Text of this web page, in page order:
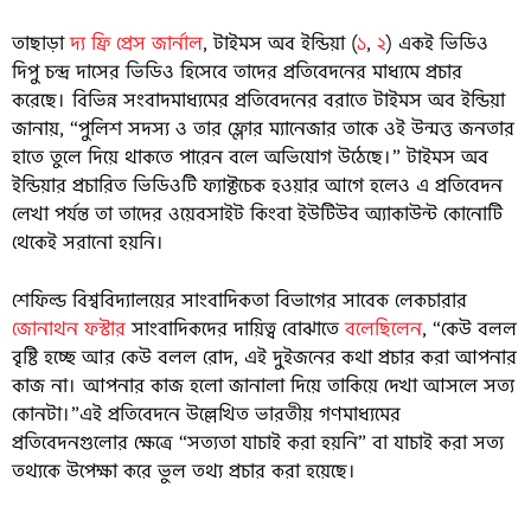
তাছাড়াদ্য ফ্রি প্রেস জার্নাল, টাইমস অব ইন্ডিয়া (১, ২) একই ভিডিও
দিপু চন্দ্র দাসের ভিডিও হিসেবে তাদের প্রতিবেদনের মাধ্যমে প্রচার
করেছে। বিভিন্ন সংবাদমাধ্যমের প্রতিবেদনের বরাতে টাইমস অব ইন্ডিয়া
জানায়, “পুলিশ সদস্য ও তার ফ্লোর ম্যানেজার তাকে ওই উন্মত্ত জনতার
হাতে তুলে দিয়ে থাকতে পারেন বলে অভিযোগ উঠেছে।” টাইমস অব
ইন্ডিয়ার প্রচারিত ভিডিওটি ফ্যাক্টচেক হওয়ার আগে হলেও এ প্রতিবেদন
লেখা পর্যন্ত তা তাদের ওয়েবসাইট কিংবা ইউটিউব অ্যাকাউন্ট কোনোটি
থেকেই সরানো হয়নি।
শেফিল্ড বিশ্ববিদ্যালয়ের সাংবাদিকতা বিভাগের সাবেক লেকচারার
জোনাথন ফস্টারসাংবাদিকদের দায়িত্ব বোঝাতেবলেছিলেন, “কেউ বলল
বৃষ্টি হচ্ছে আর কেউ বলল রোদ, এই দুইজনের কথা প্রচার করা আপনার
কাজ না। আপনার কাজ হলো জানালা দিয়ে তাকিয়ে দেখা আসলে সত্য
কোনটা।”এই প্রতিবেদনে উল্লেখিত ভারতীয় গণমাধ্যমের
প্রতিবেদনগুলোর ক্ষেত্রে “সত্যতা যাচাই করা হয়নি” বা যাচাই করা সত্য
তথ্যকে উপেক্ষা করে ভুল তথ্য প্রচার করা হয়েছে।